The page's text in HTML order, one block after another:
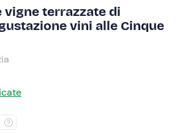
vigne terrazzate di
vini alle Cinque